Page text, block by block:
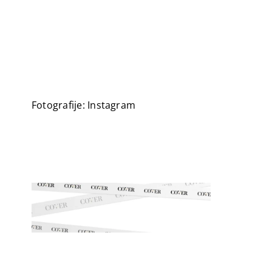
Fotografije: Instagram